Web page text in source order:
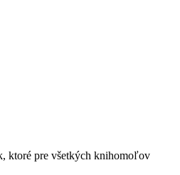
ktoré pre všetkých knihomoľov